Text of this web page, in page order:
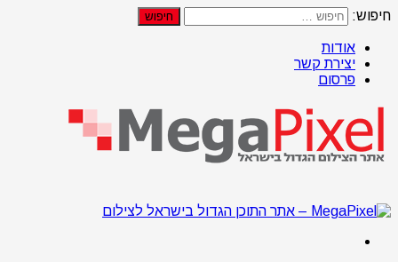
חיפוש:
אודות
יצירת קשר
פרסום